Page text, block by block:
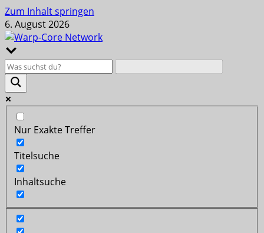
Zum Inhalt springen
6. August 2026
Nur Exakte Treffer
Titelsuche
Inhaltsuche